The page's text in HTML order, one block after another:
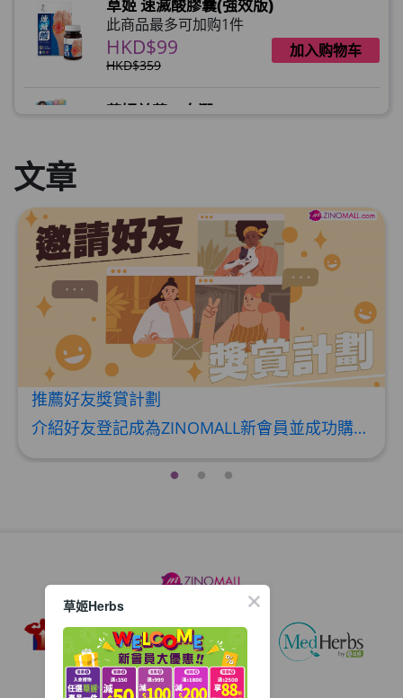
草姬 速滅酸膠囊(強效版)
此商品最多可加购1件
HKD$99
HKD$359
加入购物车
草姬益菌の白潤
此商品最多可加购1件
HKD$169
HKD$369
加入购物车
男補精力丸5:1 (到期日2028年1月)
此商品最多可加购1件
HKD$169
HKD$449
加入购物车
理膚泉 無香大哥大防曬 50ml (2027年4
月)
HKD$88
此商品最多可加购1件
HKD$85
HKD$145
文章
推薦好友獎賞計劃
介紹好友登記成為ZINOMALL新會員並成功購物，您即可獲得$50Mall Dollar現金回贈，你的好友亦可同時獲得$50Mall Dollar現金回贈。 **舊會員必須完成首張訂單才可開通邀請好友獎賞計劃** 1. 舊會員可於 我的帳戶>>>邀請好友獎賞 中找到 好友推薦碼 (紅圈位置) 2. 會員可複製好友推薦碼並透過 Whatsapp / Facebook / Email分享給自己好友。推薦好友次數不限，介紹愈多新朋友，可獲得愈多Mall Dollar現金回贈。 3. 好友
草姬Herbs